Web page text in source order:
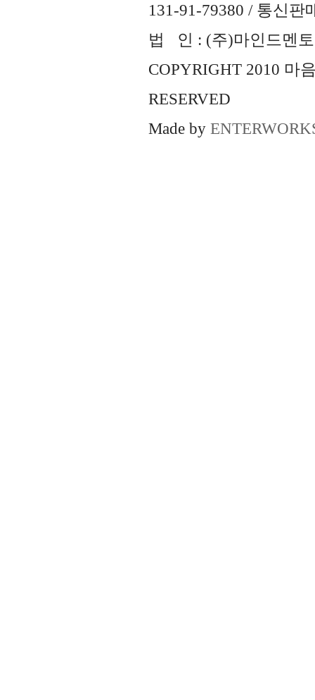
131-91-79380 / 통신판
법 인 : (주)마인드멘토
COPYRIGHT 2010 마
RESERVED
Made by